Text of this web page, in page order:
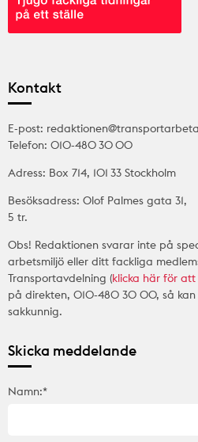
Kontakt
E-post:
Telefon: 010-480 30 00
Adress: Box 714, 101 33 Stockholm
Besöksadress: Olof Palmes gata 31,
5 tr.
Obs! Redaktionen svarar inte på
arbetsmiljö eller ditt fackliga
Transportavdelning (klicka här för
på direkten, 010-480 30 00, så
sakkunnig.
Skicka meddelande
Namn:*